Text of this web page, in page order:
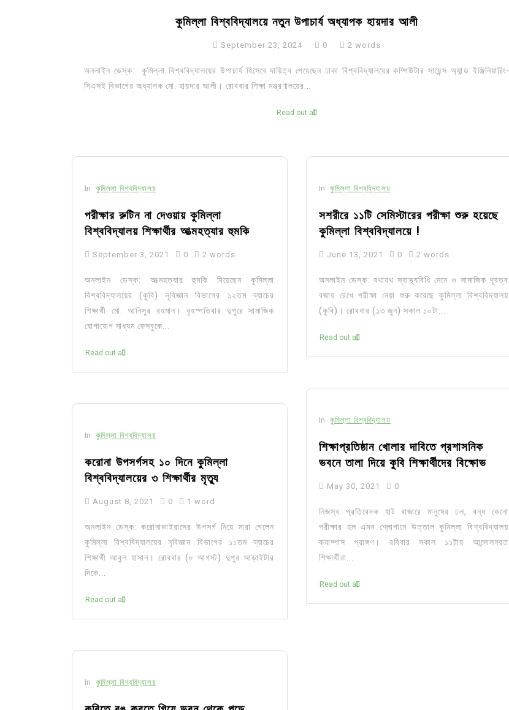
কুমিল্লা বিশ্ববিদ্যালয়ে নতুন উপাচার্য অধ্যাপক হায়দার আলী
September 23, 2024 0 2 words
অনলাইন ডেস্ক: কুমিল্লা বিশ্ববিদ্যালয়ের উপাচার্য হিসেবে দায়িত্ব পেয়েছেন ঢাকা বিশ্ববিদ্যালয়ের কম্পিউটার সায়েন্স অ্যান্ড ইঞ্জিনিয়ারিং-
সিএসই বিভাগের অধ্যাপক মো. হায়দার আলী। রোববার শিক্ষা মন্ত্রণালয়ের...
Read out all
In কুমিল্লা বিশ্ববিদ্যালয়
পরীক্ষার রুটিন না দেওয়ায় কুমিল্লা
বিশ্ববিদ্যালয় শিক্ষার্থীর আত্মহত্যার হুমকি
September 3, 2021 0 2 words
অনলাইন ডেস্ক: আত্মহত্যার হুমকি দিয়েছেন কুমিল্লা
বিশ্ববিদ্যালয়ের (কুবি) নৃবিজ্ঞান বিভাগের ১২তম ব্যাচের
শিক্ষার্থী মো. আনিসুর রহমান। বৃহস্পতিবার দুপুরে সামাজিক
যোগাযোগ মাধ্যম ফেসবুকে...
Read out all
In কুমিল্লা বিশ্ববিদ্যালয়
করোনা উপসর্গসহ ১০ দিনে কুমিল্লা
বিশ্ববিদ্যালয়ের ৩ শিক্ষার্থীর মৃত্যু
August 8, 2021 0 1 word
অনলাইন ডেস্ক: করোনাভাইরাসের উপসর্গ নিয়ে মারা গেলেন
কুমিল্লা বিশ্ববিদ্যালয়ের নৃবিজ্ঞান বিভাগের ১১তম ব্যাচের
শিক্ষার্থী আবুল হাসান। রোববার (৮ আগস্ট) দুপুর আড়াইটার
দিকে...
Read out all
In কুমিল্লা বিশ্ববিদ্যালয়
In কুমিল্লা বিশ্ববিদ্যালয়
সশরীরে ১১টি সেমিস্টারের পরীক্ষা শুরু হয়েছে
কুমিল্লা বিশ্ববিদ্যালয়ে !
June 13, 2021 0 2 words
অনলাইন ডেস্ক: যথাযথ স্বাস্থ্যবিধি মেনে ও সামাজিক দূরত্ব
বজায় রেখে পরীক্ষা নেয়া শুরু করেছে কুমিল্লা বিশ্ববিদ্যালয়
(কুবি)। রোববার (১৩ জুন) সকাল ১০টা...
Read out all
In কুমিল্লা বিশ্ববিদ্যালয়
শিক্ষাপ্রতিষ্ঠান খোলার দাবিতে প্রশাসনিক
ভবনে তালা দিয়ে কুবি শিক্ষার্থীদের বিক্ষোভ
May 30, 2021 0
নিজস্ব প্রতিবেদক হাট বাজারে মানুষের ঢল, বন্ধ কেনো
পরীক্ষার হল এমন শ্লোগানে উত্তাল কুমিল্লা বিশ্ববিদ্যালয়
ক্যাম্পাস প্রাঙ্গণ। রবিবার সকাল ১১টায় আন্দোলনরত
শিক্ষার্থীরা...
Read out all